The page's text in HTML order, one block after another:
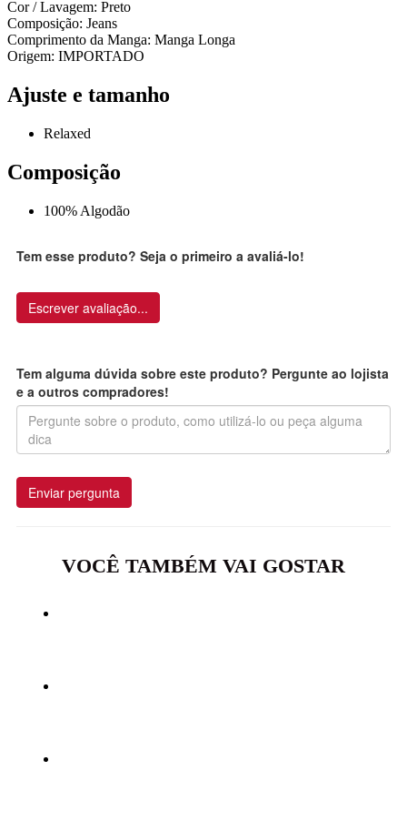
Cor / Lavagem: Preto
Composição: Jeans
Comprimento da Manga: Manga Longa
Origem: IMPORTADO
Ajuste e tamanho
Relaxed
Composição
100% Algodão
Tem esse produto? Seja o primeiro a avaliá-lo!
Escrever avaliação...
Tem alguma dúvida sobre este produto? Pergunte ao lojista
e a outros compradores!
Enviar pergunta
VOCÊ TAMBÉM VAI GOSTAR